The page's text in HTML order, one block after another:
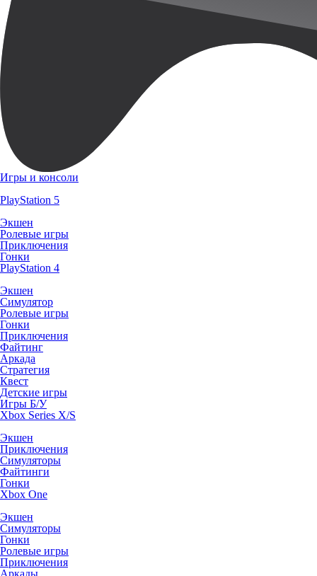
Игры и консоли
PlayStation 5
Экшен
Ролевые игры
Приключения
Гонки
PlayStation 4
Экшен
Симулятор
Ролевые игры
Гонки
Приключения
Файтинг
Аркада
Стратегия
Квест
Детские игры
Игры Б/У
Xbox Series X/S
Экшен
Приключения
Симуляторы
Файтинги
Гонки
Xbox One
Экшен
Симуляторы
Гонки
Ролевые игры
Приключения
Аркады